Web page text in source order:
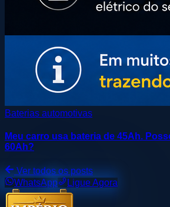
Baterias automotivas
Meu carro usa bateria de 45Ah.
60Ah?
Ver todos os posts
WhatsApp
Ligue Agora